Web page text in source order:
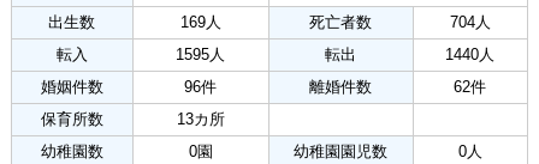
出生数
169人 死亡者数
704人
転入
1595人 転出
1440人
婚姻件数
96件 離婚件数
62件
保育所数
13カ所
幼稚園数
0園 幼稚園園児数
0人